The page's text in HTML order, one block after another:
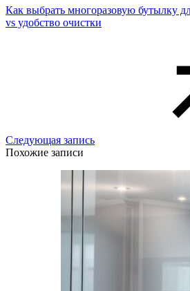
Как выбрать многоразовую бутылку
vs удобство очистки
Следующая запись
Похожие записи